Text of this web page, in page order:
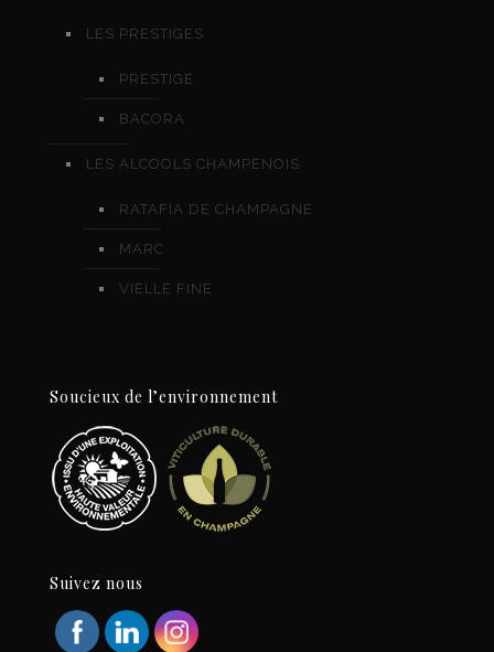
LES PRESTIGES
PRESTIGE
BACORA
LES ALCOOLS CHAMPENOIS
RATAFIA DE CHAMPAGNE
MARC
VIELLE FINE
Soucieux de l’environnement
Suivez nous